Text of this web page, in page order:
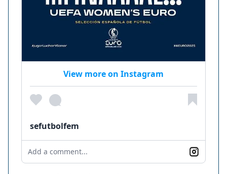
View more on Instagram
sefutbolfem
Add a comment...